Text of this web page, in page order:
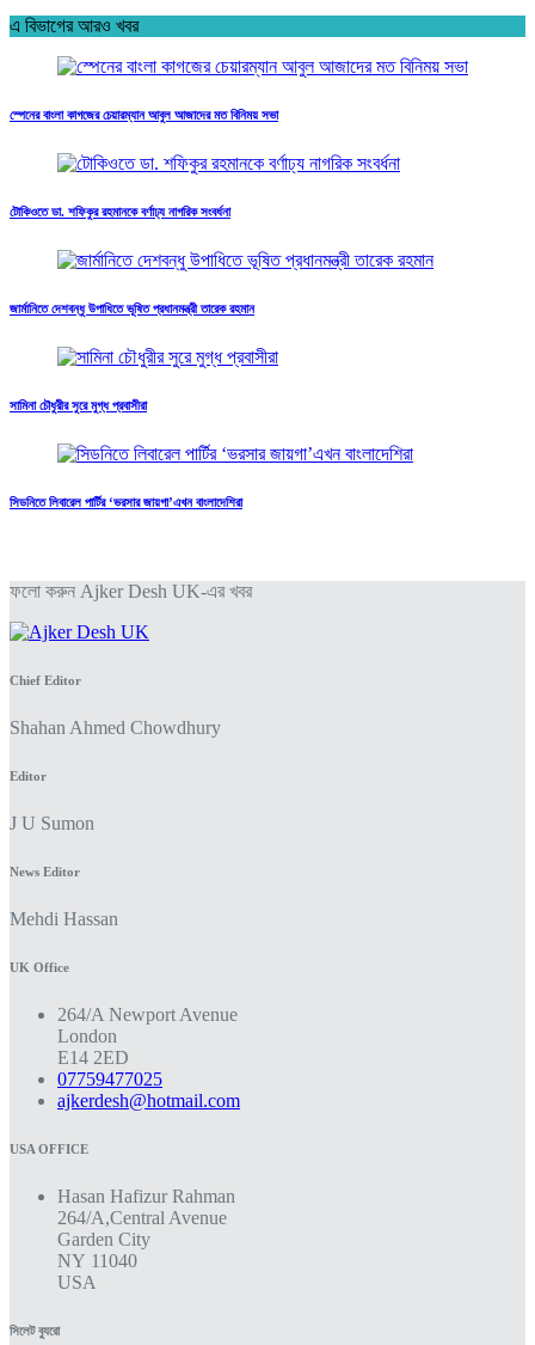
এ বিভাগের আরও খবর
স্পেনের বাংলা কাগজের চেয়ারম্যান আবুল আজাদের মত বিনিময় সভা
টোকিওতে ডা. শফিকুর রহমানকে বর্ণাঢ্য নাগরিক সংবর্ধনা
জার্মানিতে দেশবন্ধু উপাধিতে ভূষিত প্রধানমন্ত্রী তারেক রহমান
সামিনা চৌধুরীর সুরে মুগ্ধ প্রবাসীরা
সিডনিতে লিবারেল পার্টির ‘ভরসার জায়গা’এখন বাংলাদেশিরা
ফলো করুন Ajker Desh UK-এর খবর
Chief Editor
Shahan Ahmed Chowdhury
Editor
J U Sumon
News Editor
Mehdi Hassan
UK Office
264/A Newport Avenue
London
E14 2ED
07759477025
ajkerdesh@hotmail.com
USA OFFICE
Hasan Hafizur Rahman
264/A,Central Avenue
Garden City
NY 11040
USA
সিলেট ব্যুরো